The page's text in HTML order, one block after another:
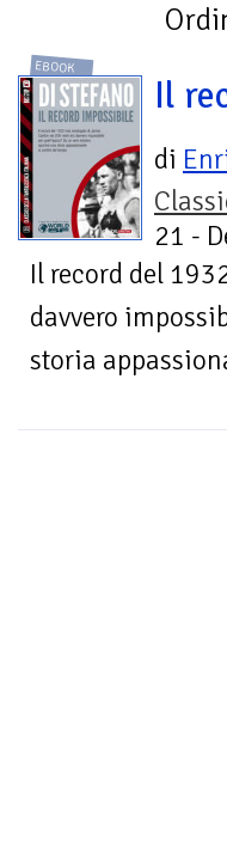
EBOOK
Il
di
21 -
Il record del
davvero
storia